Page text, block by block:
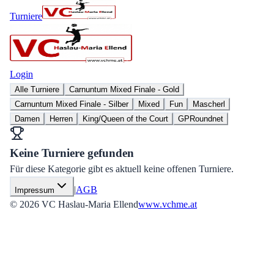
Turniere
Login
Alle Turniere
Carnuntum Mixed Finale - Gold
Carnuntum Mixed Finale - Silber
Mixed Fun
Mascherl
Damen
Herren King/Queen of the Court GPRoundnet
Keine Turniere gefunden
Für diese Kategorie gibt es aktuell keine offenen Turniere.
Impressum |AGB
© 2026 VC Haslau-Maria Ellendwww.vchme.at